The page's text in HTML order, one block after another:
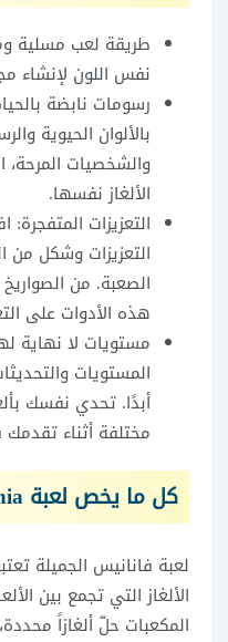
طريقة لعب مسلية
نفس اللون لإنشاء
رسومات نابضة
بالألوان الحيوية
والشخصيات المرحة،
الألغاز نفسها.
التعزيزات
التعزيزات وشكل من
الصعبة. من
هذه الأدوات على
مستويات لا نهاية
المستويات
أبدًا. تحدي نفسك
مختلفة أثناء
كل ما يخص لعبة Fananees Match Mania
لعبة فانانيس الجميلة
الألغاز التي تجمع بين
المكعبات حلّ ألغازاً